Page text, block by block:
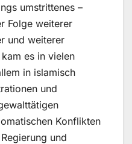
umstrittenes –
Folge weiterer
und weiterer
es in vielen
in islamisch
und
Konflikten
und